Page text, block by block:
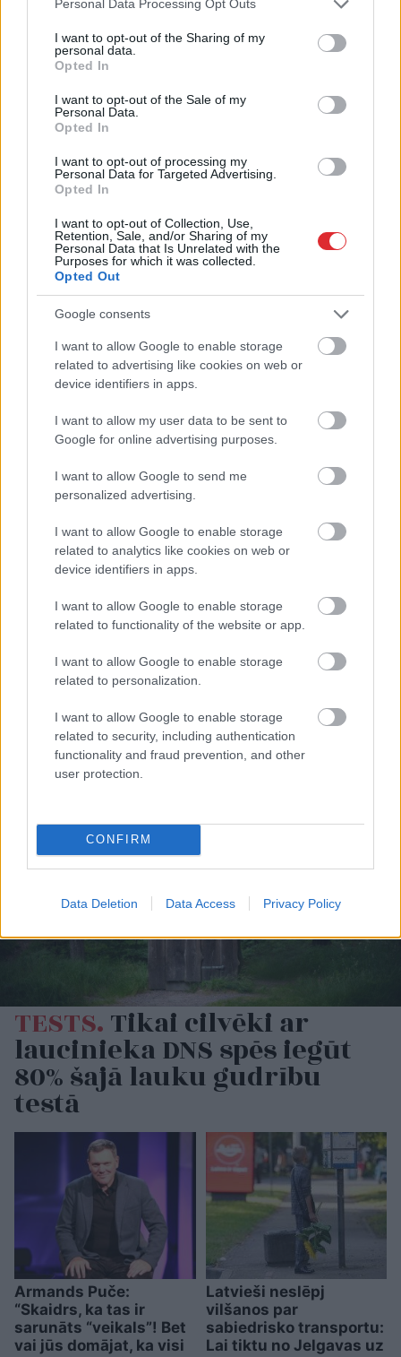
not limited to your visit or usage behaviour. You may click to
grant or deny consent to Google and its third-party tags to
use your data for below specified purposes in below Google
consent section.
Personal Data Processing Opt Outs
I want to opt-out of the Sharing of my
personal data.
Opted In
I want to opt-out of the Sale of my
Personal Data.
Opted In
I want to opt-out of processing my
Personal Data for Targeted Advertising.
Opted In
I want to opt-out of Collection, Use,
Retention, Sale, and/or Sharing of my
Personal Data that Is Unrelated with the
Purposes for which it was collected.
Opted Out
Google consents
I want to allow Google to enable storage
related to advertising like cookies on web or
device identifiers in apps.
I want to allow my user data to be sent to
Google for online advertising purposes.
I want to allow Google to send me
personalized advertising.
I want to allow Google to enable storage
related to analytics like cookies on web or
device identifiers in apps.
I want to allow Google to enable storage
related to functionality of the website or app.
I want to allow Google to enable storage
related to personalization.
I want to allow Google to enable storage
related to security, including authentication
functionality and fraud prevention, and other
user protection.
CONFIRM
Data Deletion Data Access Privacy Policy
sezonas noslēgumā
sasmīdina “Ezītis
zodiaka zīmes šajā
nedēļas nogalē kārtīgi
“nodos uguņus”, bet vienai
– labāk palikt mājās
“Tā var ākstīties savā
virtuvē, nevis uz
skatuves!” Elita
Mīlgrāve ļāvusies
negaidīti erotiskai
skatuves deja ar
Eirovīzijas zvaigzni
izlūkdienesti atklāj
Putina iespējamo
nākamo soli: risks
TESTS.Tikai cilvēki ar
laucinieka DNS spēs iegūt
80% šajā lauku gudrību
testā
Armands Puče:
“Skaidrs, ka tas ir
sarunāts “veikals”! Bet
vai jūs domājat, ka visi
Latvieši neslēpj
vilšanos par
sabiedrisko transportu:
Lai tiktu no Jelgavas uz
Atcelt Ziņot